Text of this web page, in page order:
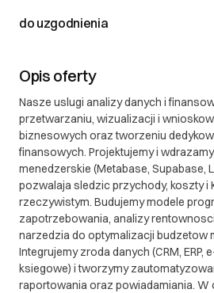
do uzgodnienia
Opis oferty
Nasze uslugi analizy danych i
przetwarzaniu, wizualizacji i
biznesowych oraz tworzeniu
finansowych. Projektujemy i
menedzerskie (Metabase, Supabase,
pozwalaja sledzic przychody, koszty i
rzeczywistym. Budujemy modele
zapotrzebowania, analizy
narzedzia do optymalizacji budzetow
Integrujemy zroda danych (CRM,
ksiegowe) i tworzymy
raportowania oraz powiadamiania.